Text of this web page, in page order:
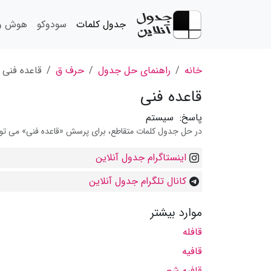
جدول کلمات سودوکو هوش
خانه راهنمای حل جدول حرف ق قاعده فنی
قاعده فنی
پاسخ: سیستم
در حل جدول کلمات متقاطع، برای پرسش «قاعده فنی» می
اینستاگرام جدول آنلاین
کانال تلگرام جدول آنلاین
موارد بیشتر
قافله
قافیه